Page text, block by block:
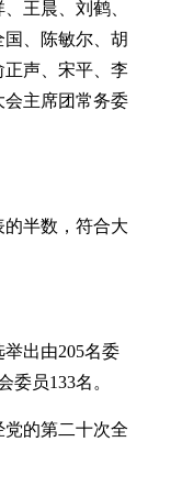
王晨、刘鹤、
、陈敏尔、胡
声、宋平、李
会主席团常务委
的半数，符合大
出由205名委
员133名。
的第二十次全